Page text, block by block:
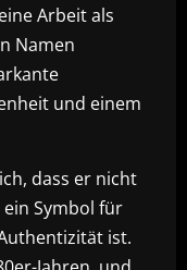
Arbeit als
Namen
und einem
dass er nicht
Symbol für
ist.